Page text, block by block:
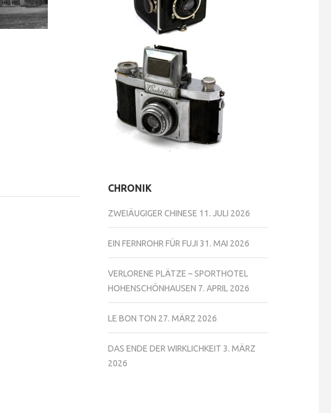
CHRONIK
ZWEIÄUGIGER CHINESE 11. JULI 2026
EIN FERNROHR FÜR FUJI 31. MAI 2026
VERLORENE PLÄTZE – SPORTHOTEL
HOHENSCHÖNHAUSEN 7. APRIL 2026
LE BON TON 27. MÄRZ 2026
DAS ENDE DER WIRKLICHKEIT 3. MÄRZ
2026